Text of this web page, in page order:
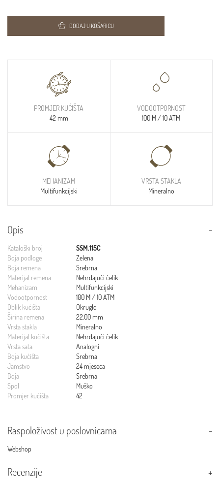
DODAJ U KOŠARICU
PROMJER KUĆIŠTA
42 mm
VODOOTPORNOST
100 M / 10 ATM
MEHANIZAM
Multifunkcijski
VRSTA STAKLA
Mineralno
Opis
Kataloški broj
SSM.115C
Boja podloge
Zelena
Boja remena
Srebrna
Materijal remena
Nehrđajući čelik
Mehanizam
Multifunkcijski
Vodootpornost
100 M / 10 ATM
Oblik kućišta
Okruglo
Širina remena
22.00 mm
Vrsta stakla
Mineralno
Materijal kućišta
Nehrđajući čelik
Vrsta sata
Analogni
Boja kućišta
Srebrna
Jamstvo
24 mjeseca
Boja
Srebrna
Spol
Muško
Promjer kućišta
42
Raspoloživost u poslovnicama
Webshop
Recenzije